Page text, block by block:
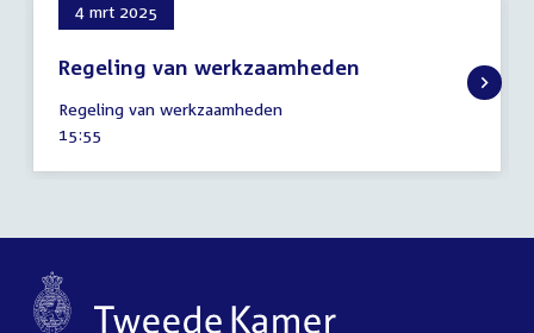
4 mrt 2025
Regeling van werkzaamheden
maart
2025
Regeling van werkzaamheden
Tijd
15:55